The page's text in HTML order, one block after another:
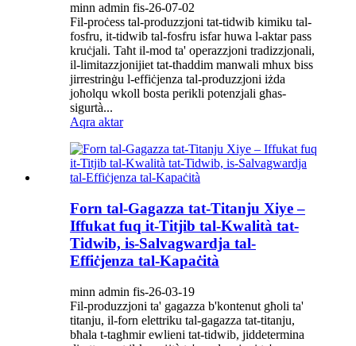
minn admin fis-26-07-02
Fil-proċess tal-produzzjoni tat-tidwib kimiku tal-
fosfru, it-tidwib tal-fosfru isfar huwa l-aktar pass
kruċjali. Taħt il-mod ta' operazzjoni tradizzjonali,
il-limitazzjonijiet tat-tħaddim manwali mhux biss
jirrestrinġu l-effiċjenza tal-produzzjoni iżda
joħolqu wkoll bosta perikli potenzjali għas-
sigurtà...
Aqra aktar
Forn tal-Gagazza tat-Titanju Xiye –
Iffukat fuq it-Titjib tal-Kwalità tat-
Tidwib, is-Salvagwardja tal-
Effiċjenza tal-Kapaċità
minn admin fis-26-03-19
Fil-produzzjoni ta' gagazza b'kontenut għoli ta'
titanju, il-forn elettriku tal-gagazza tat-titanju,
bħala t-tagħmir ewlieni tat-tidwib, jiddetermina